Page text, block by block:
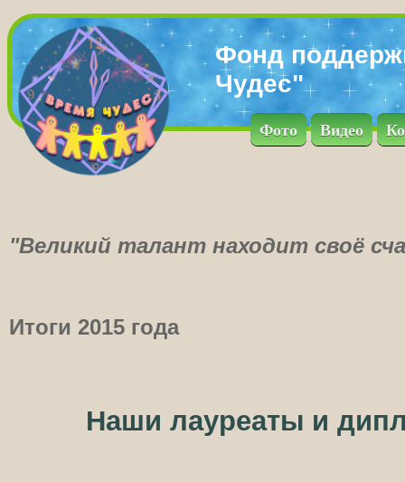
Фонд
Чудес"
Фото Видео
"Великий талант находит своё
Итоги 2015 года
Наши лауреаты и